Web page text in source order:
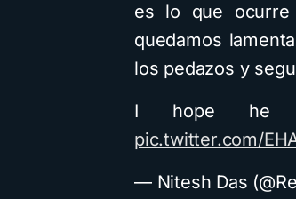
es lo que ocurre
quedamos
los pedazos y
I hope he
pic.twitter.com/
— Nitesh Das